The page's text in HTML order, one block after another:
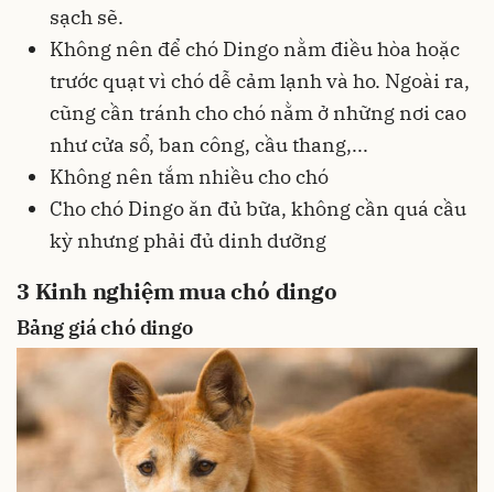
sạch sẽ.
Không nên để chó Dingo nằm điều hòa hoặc
trước quạt vì chó dễ cảm lạnh và ho. Ngoài ra,
cũng cần tránh cho chó nằm ở những nơi cao
như cửa sổ, ban công, cầu thang,...
Không nên tắm nhiều cho chó
Cho chó Dingo ăn đủ bữa, không cần quá cầu
kỳ nhưng phải đủ dinh dưỡng
3 Kinh nghiệm mua chó dingo
Bảng giá chó dingo